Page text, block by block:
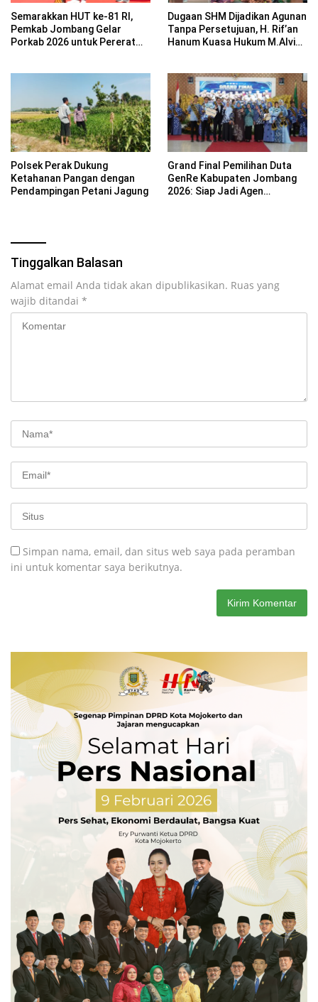
Semarakkan HUT ke-81 RI,
Pemkab Jombang Gelar
Porkab 2026 untuk Pererat
Dugaan SHM Dijadikan Agunan
Tanpa Persetujuan, H. Rif’an
Hanum Kuasa Hukum M.Alvin
Polsek Perak Dukung
Ketahanan Pangan dengan
Pendampingan Petani Jagung
Grand Final Pemilihan Duta
GenRe Kabupaten Jombang
2026: Siap Jadi Agen
Tinggalkan Balasan
Alamat email Anda tidak akan dipublikasikan. Ruas yang
wajib ditandai *
Simpan nama, email, dan situs web saya pada peramban
ini untuk komentar saya berikutnya.